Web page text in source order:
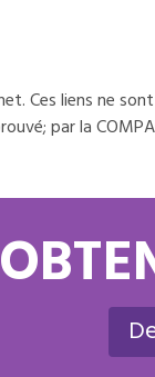
Ces liens ne
par la